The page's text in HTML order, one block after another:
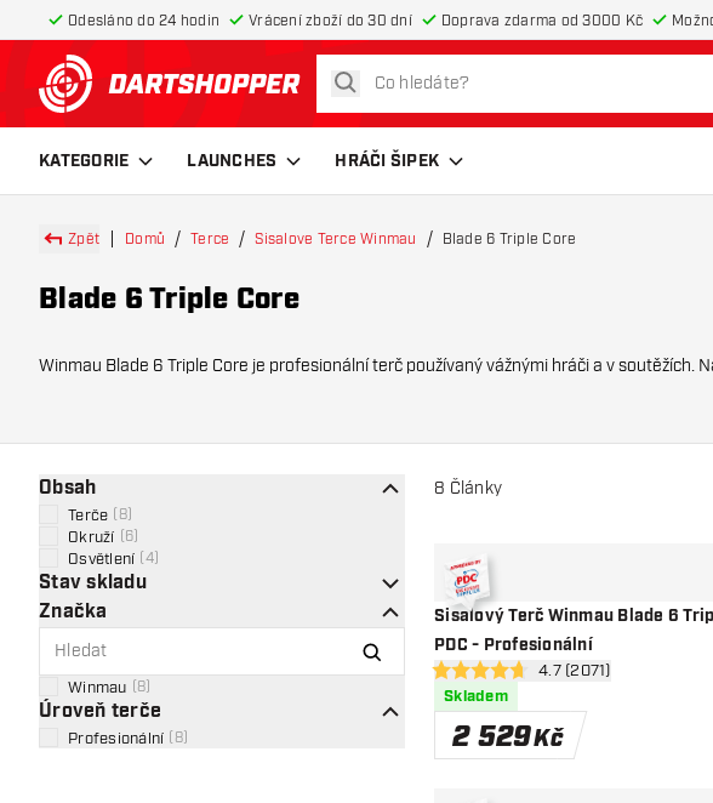
Odesláno do 24 hodin Vrácení zboží do 30 dní Doprava zdarma od 3000 Kč
Zpět na hlavní stránku
hledat
KATEGORIE LAUNCHES HRÁČI ŠIPEK
Zpět Domů Terce Sisalove Terce Winmau Blade 6 Triple Core
Blade 6 Triple Core
Winmau Blade 6 Triple Core je profesionální terč používaný vážnými hráči a v
Obsah
Terče 8)
Okruží 6
Osvětlení 4)
Stav skladu
Značka
Winmau 8
Úroveň terče
Profesionální 8)
8 Články
Sisalový Terč Winmau Blade 6
PDC - Profesionální
otevřít panel recenzí
4.7 hodnoticí hvězdičky
4.7 (2071)
Skladem
2 529Kč